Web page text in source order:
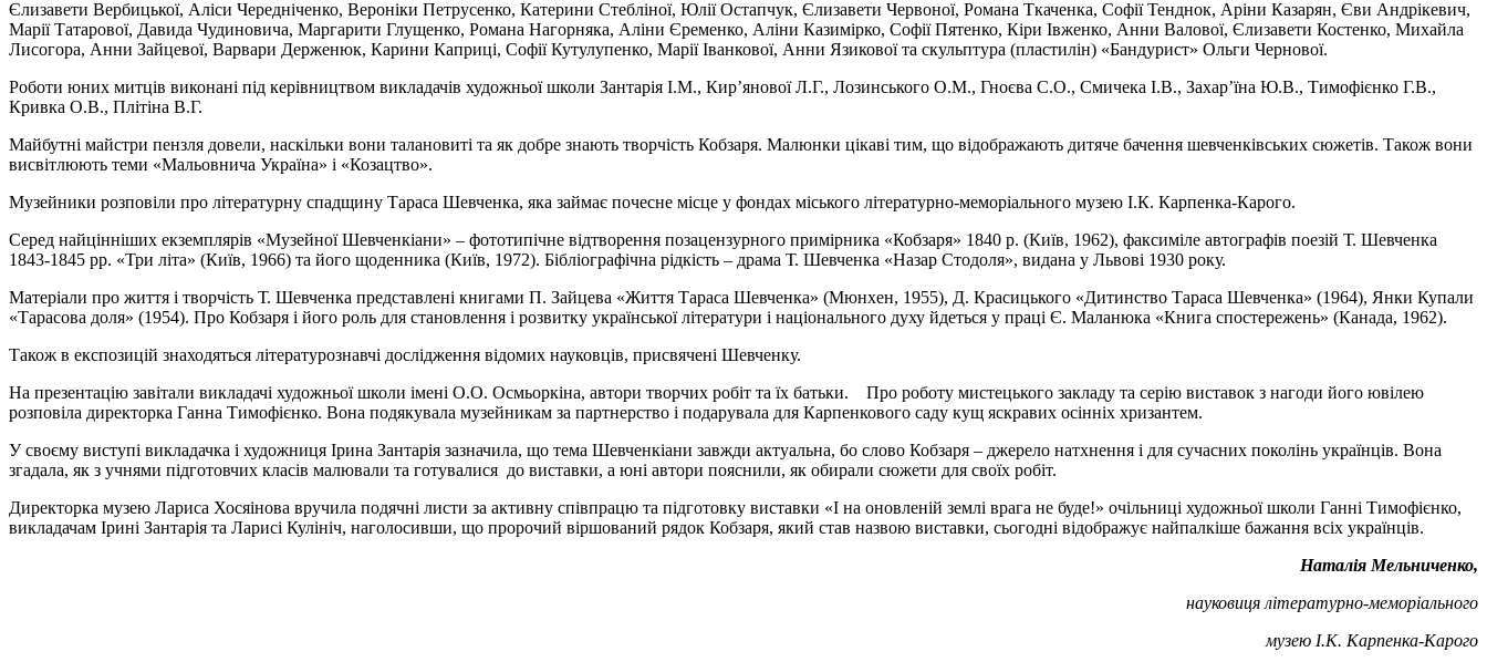
Єлизавети Вербицької, Аліси Чередніченко, Вероніки Петрусенко, Катерини Стебліної, Юлії Остапчук, Єлизавети Червоної, Романа Ткаченка, Софії Тенднок, Аріни Казарян, Єви Андрікевич,
Марії Татарової, Давида Чудиновича, Маргарити Глущенко, Романа Нагорняка, Аліни Єременко, Аліни Казимірко, Софії Пятенко, Кіри Івженко, Анни Валової, Єлизавети Костенко, Михайла
Лисогора, Анни Зайцевої, Варвари Держенюк, Карини Каприці, Софії Кутулупенко, Марії Іванкової, Анни Язикової та скульптура (пластилін) «Бандурист» Ольги Чернової.
Роботи юних митців виконані під керівництвом викладачів художньої школи Зантарія І.М., Кир’янової Л.Г., Лозинського О.М., Гноєва С.О., Смичека І.В., Захар’їна Ю.В., Тимофієнко Г.В.,
Кривка О.В., Плітіна В.Г.
Майбутні майстри пензля довели, наскільки вони талановиті та як добре знають творчість Кобзаря. Малюнки цікаві тим, що відображають дитяче бачення шевченківських сюжетів. Також вони
висвітлюють теми «Мальовнича Україна» і «Козацтво».
Музейники розповіли про літературну спадщину Тараса Шевченка, яка займає почесне місце у фондах міського літературно-меморіального музею І.К. Карпенка-Карого.
Серед найцінніших екземплярів «Музейної Шевченкіани» ‒ фототипічне відтворення позацензурного примірника «Кобзаря» 1840 р. (Київ, 1962), факсиміле автографів поезій Т. Шевченка
1843-1845 рр. «Три літа» (Київ, 1966) та його щоденника (Київ, 1972). Бібліографічна рідкість – драма Т. Шевченка «Назар Стодоля», видана у Львові 1930 року.
Матеріали про життя і творчість Т. Шевченка представлені книгами П. Зайцева «Життя Тараса Шевченка» (Мюнхен, 1955), Д. Красицького «Дитинство Тараса Шевченка» (1964), Янки Купали
«Тарасова доля» (1954). Про Кобзаря і його роль для становлення і розвитку української літератури і національного духу йдеться у праці Є. Маланюка «Книга спостережень» (Канада, 1962).
Також в експозицій знаходяться літературознавчі дослідження відомих науковців, присвячені Шевченку.
На презентацію завітали викладачі художньої школи імені О.О. Осмьоркіна, автори творчих робіт та їх батьки. Про роботу мистецького закладу та серію виставок з нагоди його ювілею
розповіла директорка Ганна Тимофієнко. Вона подякувала музейникам за партнерство і подарувала для Карпенкового саду кущ яскравих осінніх хризантем.
У своєму виступі викладачка і художниця Ірина Зантарія зазначила, що тема Шевченкіани завжди актуальна, бо слово Кобзаря – джерело натхнення і для сучасних поколінь українців. Вона
згадала, як з учнями підготовчих класів малювали та готувалися до виставки, а юні автори пояснили, як обирали сюжети для своїх робіт.
Директорка музею Лариса Хосяінова вручила подячні листи за активну співпрацю та підготовку виставки «І на оновленій землі врага не буде!» очільниці художньої школи Ганні Тимофієнко,
викладачам Ірині Зантарія та Ларисі Кулініч, наголосивши, що пророчий віршований рядок Кобзаря, який став назвою виставки, сьогодні відображує найпалкіше бажання всіх українців.
Наталія Мельниченко,
науковиця літературно-меморіального
музею І.К. Карпенка-Карого